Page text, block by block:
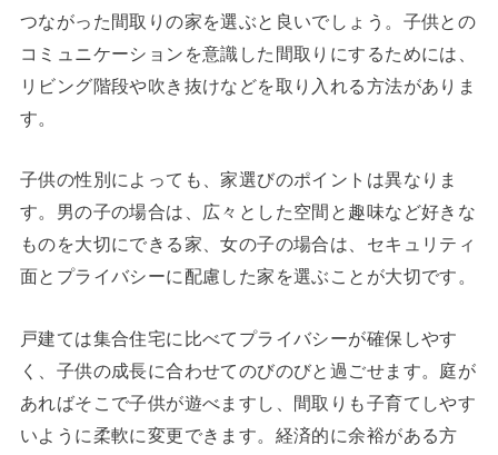
つながった間取りの家を選ぶと良いでしょう。子供との
コミュニケーションを意識した間取りにするためには、
リビング階段や吹き抜けなどを取り入れる方法がありま
す。
子供の性別によっても、家選びのポイントは異なりま
す。男の子の場合は、広々とした空間と趣味など好きな
ものを大切にできる家、女の子の場合は、セキュリティ
面とプライバシーに配慮した家を選ぶことが大切です。
戸建ては集合住宅に比べてプライバシーが確保しやす
く、子供の成長に合わせてのびのびと過ごせます。庭が
あればそこで子供が遊べますし、間取りも子育てしやす
いように柔軟に変更できます。経済的に余裕がある方